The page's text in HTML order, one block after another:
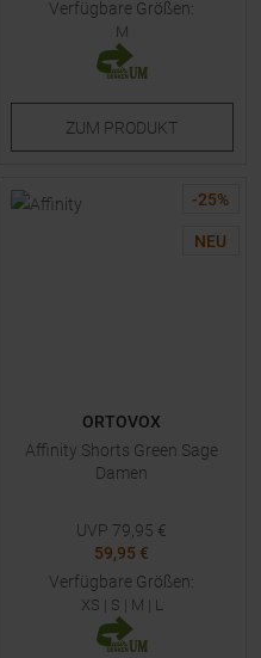
Verfügbare Größen:
M
ZUM PRODUKT
-25%
NEU
ORTOVOX
Affinity Shorts Green Sage
Damen
UVP 79,95 €
59,95 €
Verfügbare Größen:
XS | S | M | L